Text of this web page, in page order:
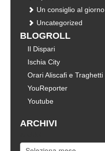
Un consiglio al giorno
Uncategorized
BLOGROLL
Il Dispari
Ischia City
Orari Aliscafi e Traghetti
YouReporter
Youtube
ARCHIVI